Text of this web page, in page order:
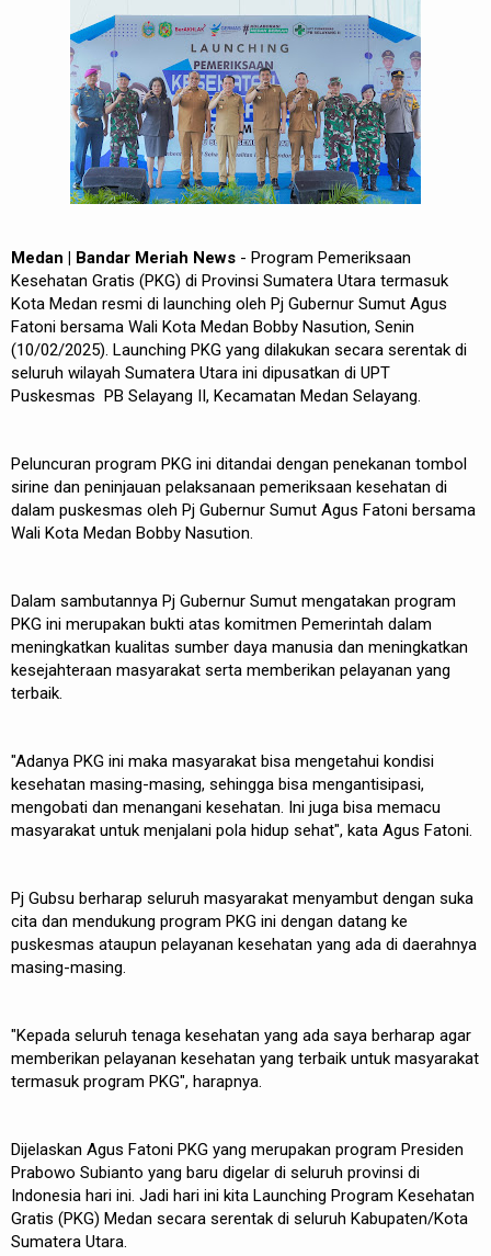
Medan | Bandar Meriah News - Program Pemeriksaan
Kesehatan Gratis (PKG) di Provinsi Sumatera Utara termasuk
Kota Medan resmi di launching oleh Pj Gubernur Sumut Agus
Fatoni bersama Wali Kota Medan Bobby Nasution, Senin
(10/02/2025). Launching PKG yang dilakukan secara serentak di
seluruh wilayah Sumatera Utara ini dipusatkan di UPT
Puskesmas PB Selayang II, Kecamatan Medan Selayang.
Peluncuran program PKG ini ditandai dengan penekanan tombol
sirine dan peninjauan pelaksanaan pemeriksaan kesehatan di
dalam puskesmas oleh Pj Gubernur Sumut Agus Fatoni bersama
Wali Kota Medan Bobby Nasution.
Dalam sambutannya Pj Gubernur Sumut mengatakan program
PKG ini merupakan bukti atas komitmen Pemerintah dalam
meningkatkan kualitas sumber daya manusia dan meningkatkan
kesejahteraan masyarakat serta memberikan pelayanan yang
terbaik.
"Adanya PKG ini maka masyarakat bisa mengetahui kondisi
kesehatan masing-masing, sehingga bisa mengantisipasi,
mengobati dan menangani kesehatan. Ini juga bisa memacu
masyarakat untuk menjalani pola hidup sehat", kata Agus Fatoni.
Pj Gubsu berharap seluruh masyarakat menyambut dengan suka
cita dan mendukung program PKG ini dengan datang ke
puskesmas ataupun pelayanan kesehatan yang ada di daerahnya
masing-masing.
"Kepada seluruh tenaga kesehatan yang ada saya berharap agar
memberikan pelayanan kesehatan yang terbaik untuk masyarakat
termasuk program PKG", harapnya.
Dijelaskan Agus Fatoni PKG yang merupakan program Presiden
Prabowo Subianto yang baru digelar di seluruh provinsi di
Indonesia hari ini. Jadi hari ini kita Launching Program Kesehatan
Gratis (PKG) Medan secara serentak di seluruh Kabupaten/Kota
Sumatera Utara.
REDAKSI